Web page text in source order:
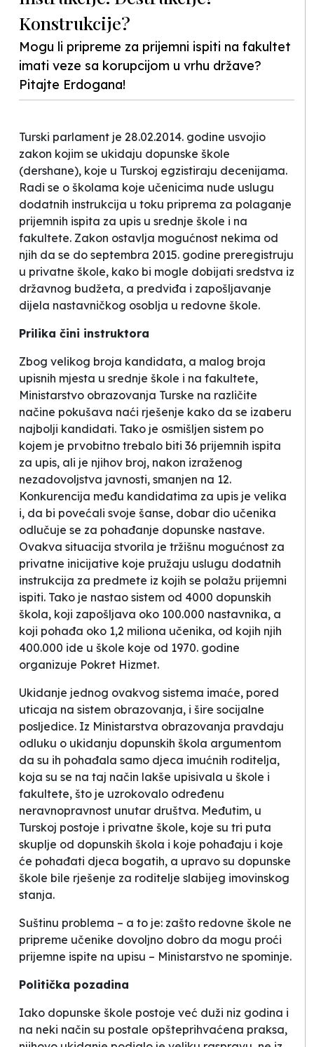
Konstrukcije?
Mogu li pripreme za prijemni ispiti na fakultet
imati veze sa korupcijom u vrhu države?
Pitajte Erdogana!
Turski parlament je 28.02.2014. godine usvojio
zakon kojim se ukidaju dopunske škole
(dershane), koje u Turskoj egzistiraju decenijama.
Radi se o školama koje učenicima nude uslugu
dodatnih instrukcija u toku priprema za polaganje
prijemnih ispita za upis u srednje škole i na
fakultete. Zakon ostavlja mogućnost nekima od
njih da se do septembra 2015. godine preregistruju
u privatne škole, kako bi mogle dobijati sredstva iz
državnog budžeta, a predviđa i zapošljavanje
dijela nastavničkog osoblja u redovne škole.
Prilika čini instruktora
Zbog velikog broja kandidata, a malog broja
upisnih mjesta u srednje škole i na fakultete,
Ministarstvo obrazovanja Turske na različite
načine pokušava naći rješenje kako da se izaberu
najbolji kandidati. Tako je osmišljen sistem po
kojem je prvobitno trebalo biti 36 prijemnih ispita
za upis, ali je njihov broj, nakon izraženog
nezadovoljstva javnosti, smanjen na 12.
Konkurencija među kandidatima za upis je velika
i, da bi povećali svoje šanse, dobar dio učenika
odlučuje se za pohađanje dopunske nastave.
Ovakva situacija stvorila je tržišnu mogućnost za
privatne inicijative koje pružaju uslugu dodatnih
instrukcija za predmete iz kojih se polažu prijemni
ispiti. Tako je nastao sistem od 4000 dopunskih
škola, koji zapošljava oko 100.000 nastavnika, a
koji pohađa oko 1,2 miliona učenika, od kojih njih
400.000 ide u škole koje od 1970. godine
organizuje Pokret Hizmet.
Ukidanje jednog ovakvog sistema imaće, pored
uticaja na sistem obrazovanja, i šire socijalne
posljedice. Iz Ministarstva obrazovanja pravdaju
odluku o ukidanju dopunskih škola argumentom
da su ih pohađala samo djeca imućnih roditelja,
koja su se na taj način lakše upisivala u škole i
fakultete, što je uzrokovalo određenu
neravnopravnost unutar društva. Međutim, u
Turskoj postoje i privatne škole, koje su tri puta
skuplje od dopunskih škola i koje pohađaju i koje
će pohađati djeca bogatih, a upravo su dopunske
škole bile rješenje za roditelje slabijeg imovinskog
stanja.
Suštinu problema – a to je: zašto redovne škole ne
pripreme učenike dovoljno dobro da mogu proći
prijemne ispite na upisu – Ministarstvo ne spominje.
Politička pozadina
Iako dopunske škole postoje već duži niz godina i
na neki način su postale opšteprihvaćena praksa,